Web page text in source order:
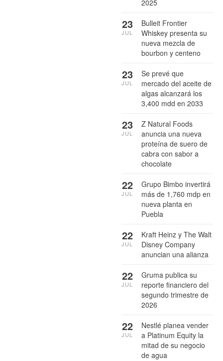
2025
Bulleit Frontier
Whiskey presenta su
nueva mezcla de
bourbon y centeno
23
JUL
Se prevé que
mercado del aceite de
algas alcanzará los
3,400 mdd en 2033
23
JUL
Z Natural Foods
anuncia una nueva
proteína de suero de
cabra con sabor a
chocolate
23
JUL
Grupo Bimbo invertirá
más de 1,760 mdp en
nueva planta en
Puebla
22
JUL
Kraft Heinz y The Walt
Disney Company
anuncian una alianza
22
JUL
Gruma publica su
reporte financiero del
segundo trimestre de
2026
22
JUL
Nestlé planea vender
a Platinum Equity la
mitad de su negocio
de agua
22
JUL